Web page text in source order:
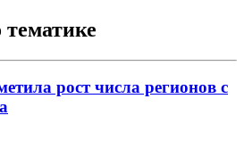
рост числа регионов с